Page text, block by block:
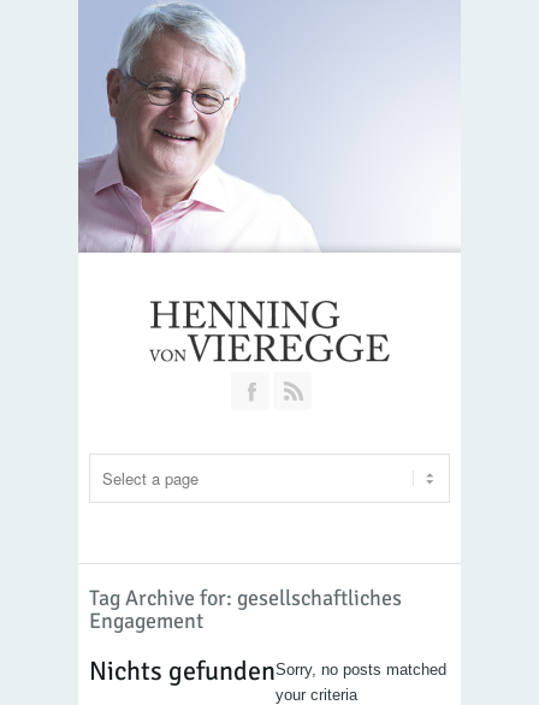
Join our Facebook Group
Tag Archive for: gesellschaftliches
Engagement
Nichts gefundenSorry, no posts matched
your criteria